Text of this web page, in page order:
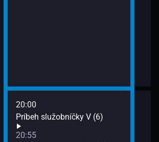
20:00
Príbeh služobníčky V (6)
20:55